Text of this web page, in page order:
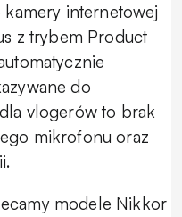
internetowej
z trybem Product
do
vlogerów to brak
mikrofonu oraz
modele Nikkor